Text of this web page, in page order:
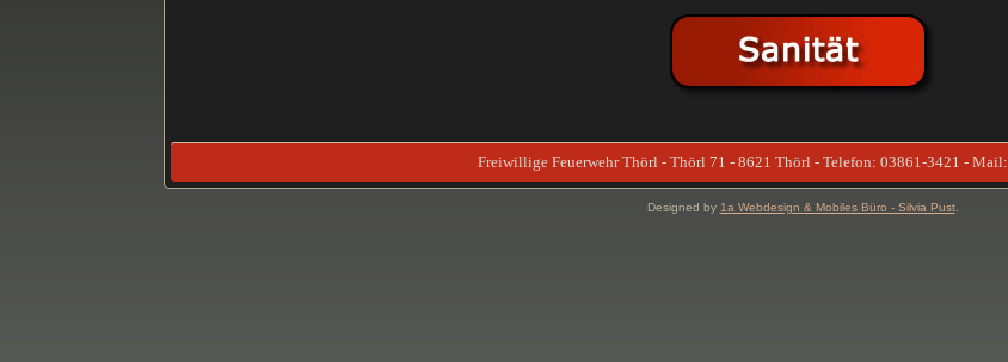
Freiwillige Feuerwehr Thörl - Thörl 71 - 8621 Thörl - Telefon: 03861-3421 - Mail:
Designed by 1a Webdesign & Mobiles Büro - Silvia Pust.